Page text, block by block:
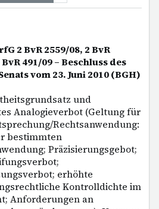
2 BvR 2559/08, 2 BvR
BvR 491/09 – Beschluss des
vom 23. Juni 2010 (BGH)
und
Analogieverbot (Geltung für
Rechtsanwendung:
bestimmten
Präzisierungsgebot;
erhöhte
Kontrolldichte im
Anforderungen an